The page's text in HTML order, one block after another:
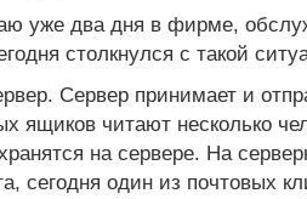
уже два дня в фирме,
столкнулся с такой
Сервер принимает и
ящиков читают несколько
на сервере. На
сегодня один из почтовых